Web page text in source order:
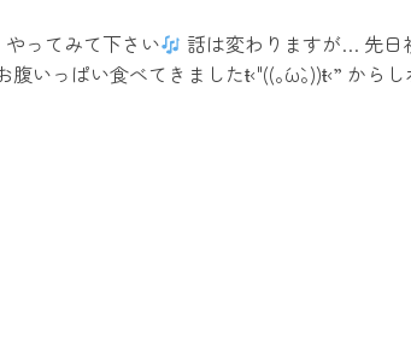
ってみて下さい
話は変わりますが… 先日
いっぱい食べてきましたŧ‹"((｡´ω`｡))ŧ‹” から